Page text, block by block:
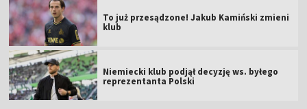
To już przesądzone! Jakub Kamiński zmieni
klub
Niemiecki klub podjął decyzję ws. byłego
reprezentanta Polski